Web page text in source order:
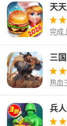
天
完成
的金
三
热血
兵